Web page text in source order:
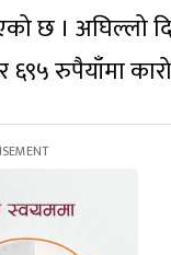
छ । अघिल्लो
रुपैयाँमा